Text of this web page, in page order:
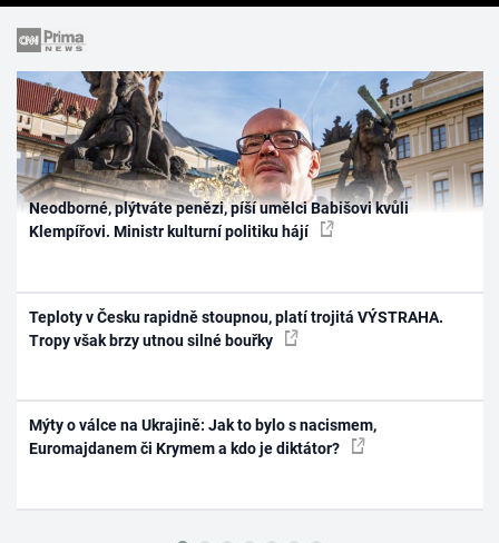
Neodborné, plýtváte penězi, píší umělci Babišovi kvůli
Klempířovi. Ministr kulturní politiku hájí
Teploty v Česku rapidně stoupnou, platí trojitá VÝSTRAHA.
Tropy však brzy utnou silné bouřky
Mýty o válce na Ukrajině: Jak to bylo s nacismem,
Euromajdanem či Krymem a kdo je diktátor?